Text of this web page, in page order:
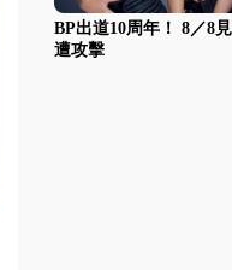
BP出道10周年！ 8／8
遭攻擊